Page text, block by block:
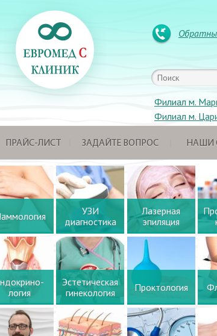
Филиал м.
Филиал м.
ПРАЙС-ЛИСТ ЗАДАЙТЕ ВОПРОС НАШИ
УЗИ
диагностика
Лазерная
эпиляция
логия
Эстетическая
гинекология
Проктология